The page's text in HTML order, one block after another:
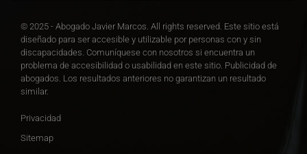
© 2025 - Abogado Javier Marcos. All rights reserved. Este sitio está
diseñado para ser accesible y utilizable por personas con y sin
discapacidades. Comuníquese con nosotros si encuentra un
problema de accesibilidad o usabilidad en este sitio. Publicidad de
abogados. Los resultados anteriores no garantizan un resultado
similar.
Privacidad
Sitemap